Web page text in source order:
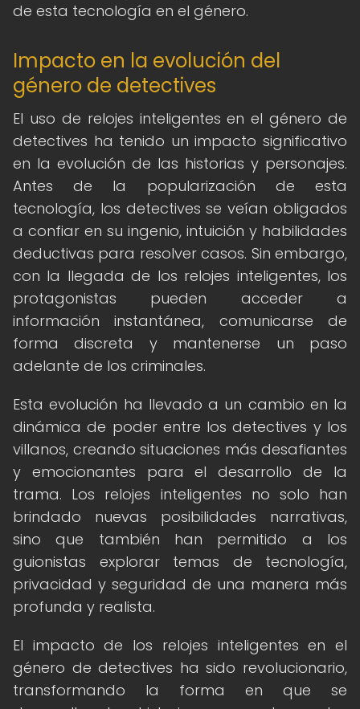
de esta tecnología en el género.
Impacto en la evolución del
género de detectives
El uso de relojes inteligentes en el género de
detectives ha tenido un impacto significativo
en la evolución de las historias y personajes.
Antes de la popularización de esta
tecnología, los detectives se veían obligados
a confiar en su ingenio, intuición y habilidades
deductivas para resolver casos. Sin embargo,
con la llegada de los relojes inteligentes, los
protagonistas pueden acceder a
información instantánea, comunicarse de
forma discreta y mantenerse un paso
adelante de los criminales.
Esta evolución ha llevado a un cambio en la
dinámica de poder entre los detectives y los
villanos, creando situaciones más desafiantes
y emocionantes para el desarrollo de la
trama. Los relojes inteligentes no solo han
brindado nuevas posibilidades narrativas,
sino que también han permitido a los
guionistas explorar temas de tecnología,
privacidad y seguridad de una manera más
profunda y realista.
El impacto de los relojes inteligentes en el
género de detectives ha sido revolucionario,
transformando la forma en que se